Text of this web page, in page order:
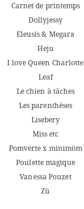
Carnet de printemps
Dollyjessy
Eleusis & Megara
Heju
I love Queen Charlotte
Leaf
Le chien à tâches
Les parenthèses
Lisebery
Miss etc
Pomverte x minimöm
Poulette magique
Vanessa Pouzet
Zü